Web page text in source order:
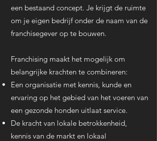
een bestaand concept. Je krijgt de ruimte
om je eigen bedrijf onder de naam van de
franchisegever op te bouwen.
Franchising maakt het mogelijk om
belangrijke krachten te combineren:
Een organisatie met kennis, kunde en
ervaring op het gebied van het voeren van
een gezonde honden uitlaat service.
De kracht van lokale betrokkenheid,
kennis van de markt en lokaal